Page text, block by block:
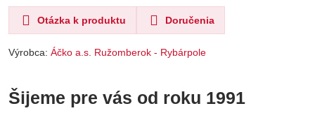
Otázka k produktu Doručenia
Výrobca: Áčko a.s. Ružomberok - Rybárpole
Šijeme pre vás od roku 1991